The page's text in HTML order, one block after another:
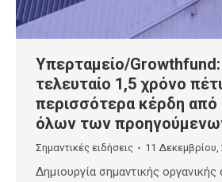
Υπερταμείο/
τελευταίο 1,5 χρόνο
περισσότερα κέρδη από
όλων των
Σημαντικές ειδήσεις 11 Δεκεμβρίου,
Δημιουργία σημαντικής οργανικής